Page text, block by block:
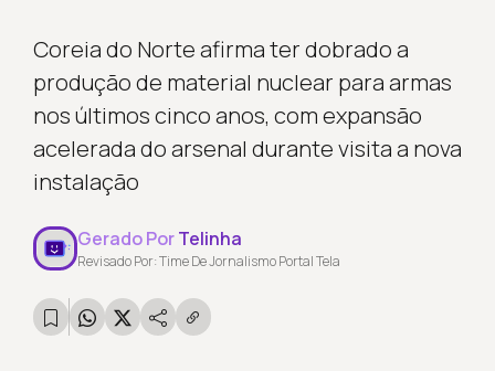
Coreia do Norte afirma ter dobrado a
produção de material nuclear para armas
nos últimos cinco anos, com expansão
acelerada do arsenal durante visita a nova
instalação
Gerado PorTelinha
Revisado Por: Time De Jornalismo Portal Tela